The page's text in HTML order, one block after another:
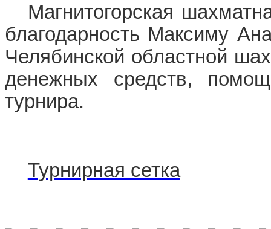
Магнитогорская
благодарность Максиму
Челябинской областной
денежных средств,
турнира.
Турнирная сетка